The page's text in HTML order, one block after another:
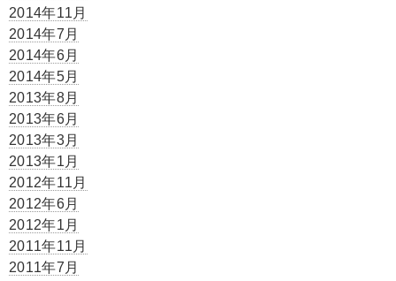
2014年11月
2014年7月
2014年6月
2014年5月
2013年8月
2013年6月
2013年3月
2013年1月
2012年11月
2012年6月
2012年1月
2011年11月
2011年7月